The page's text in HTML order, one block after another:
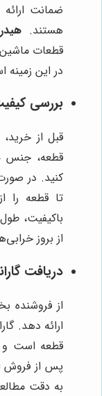
ضمانت
هستند.
قطعات
در این
بررسی
قبل از
قطعه، جنس
کنید. در
تا قطعه را
باکیفیت،
از بروز
دریافت
از فروشنده
ارائه دهد.
قطعه است و
پس از فروش
به دقت